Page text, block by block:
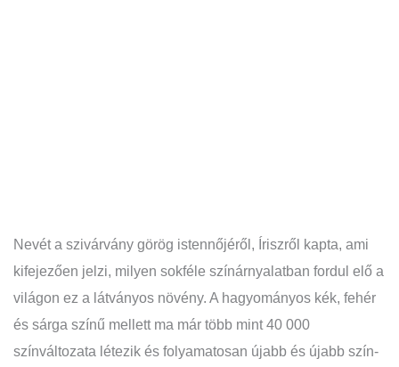
Nevét a szivárvány görög istennőjéről, Íriszről kapta, ami
kifejezően jelzi, milyen sokféle színárnyalatban fordul elő a
világon ez a látványos növény. A hagyományos kék, fehér
és sárga színű mellett ma már több mint 40 000
színváltozata létezik és folyamatosan újabb és újabb szín-